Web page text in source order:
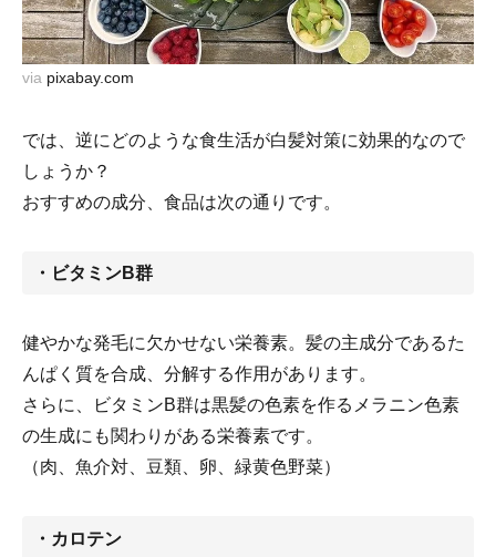
via pixabay.com
では、逆にどのような食生活が白髪対策に効果的なので
しょうか？
おすすめの成分、食品は次の通りです。
・ビタミンB群
健やかな発毛に欠かせない栄養素。髪の主成分であるた
んぱく質を合成、分解する作用があります。
さらに、ビタミンB群は黒髪の色素を作るメラニン色素
の生成にも関わりがある栄養素です。
（肉、魚介対、豆類、卵、緑黄色野菜）
・カロテン